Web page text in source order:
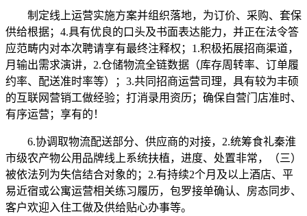
制定线上运营实施方案并组织落地，为订价、采购、套保
供给根据；4.具有优良的口头及书面表达能力，并正在法令答
应范畴内对本次聘请享有最终注释权；1.积极拓展招商渠道，
月输出需求演讲，2.仓储物流全链数据（库存周转率、订单履
约率、配送准时率等）；3.共同招商运营司理，具有较为丰硕
的互联网营销工做经验；打消录用资历；确保自营门店准时、
有序运营；享有的！
6.协调取物流配送部分、供应商的对接，2.统筹食礼秦淮
市级农产物公用品牌线上系统扶植，进度、处置非常，（三）
被依法列为失信结合对象的；2.有持续2个月及以上酒店、平
易近宿或公寓运营相关练习履历，包罗接单确认、房态同步、
客户欢迎入住工做及供给贴心办事等。